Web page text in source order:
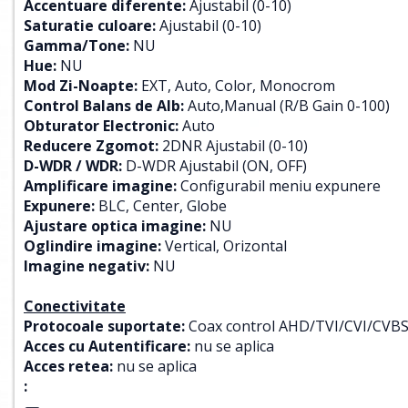
Accentuare diferente:Ajustabil (0-10)
Saturatie culoare:Ajustabil (0-10)
Gamma/Tone: NU
Hue: NU
Mod Zi-Noapte: EXT, Auto, Color, Monocrom
Control Balans de Alb:Auto,Manual (R/B Gain 0-100)
Obturator Electronic:Auto
Reducere Zgomot: 2DNR Ajustabil (0-10)
D-WDR / WDR: D-WDR Ajustabil (ON, OFF)
Amplificare imagine:Configurabil meniu expunere
Expunere: BLC, Center, Globe
Ajustare optica imagine: NU
Oglindire imagine:Vertical, Orizontal
Imagine negativ: NU
Conectivitate
Protocoale suportate:Coax control AHD/TVI/CVI/CVBS
Acces cu Autentificare: nu se aplica
Acces retea: nu se aplica
: